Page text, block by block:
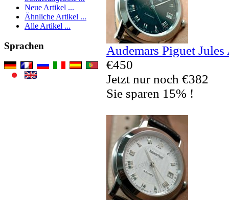
Neue Artikel ...
Ähnliche Artikel ...
Alle Artikel ...
Sprachen
Audemars Piguet
€450
Jetzt nur noch €382
Sie sparen 15% !